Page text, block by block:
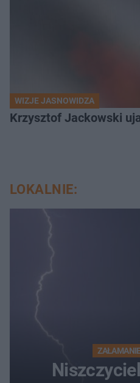
WIZJE JASNOWIDZA
Krzysztof Jackowski
LOKALNIE: